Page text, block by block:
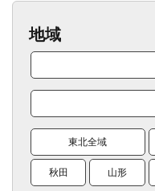
地域
東北全域
秋田 山形